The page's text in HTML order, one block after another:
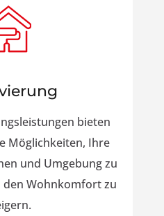
bieten
Möglichkeiten, Ihre
und Umgebung zu
Wohnkomfort zu